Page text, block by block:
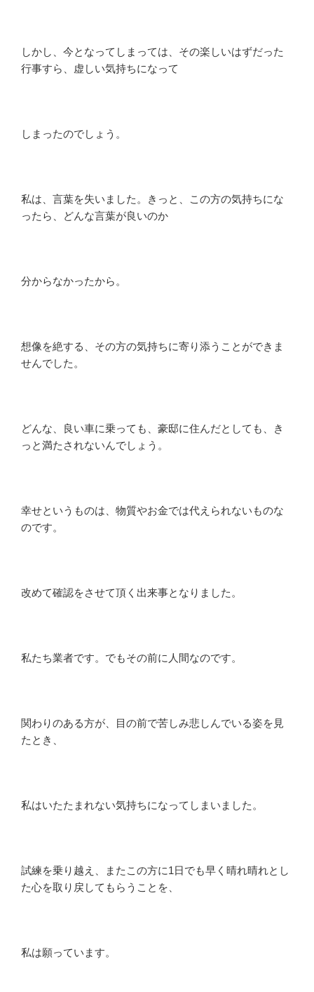
しかし、今となってしまっては、その楽しいはずだった
行事すら、虚しい気持ちになって
しまったのでしょう。
私は、言葉を失いました。きっと、この方の気持ちにな
ったら、どんな言葉が良いのか
分からなかったから。
想像を絶する、その方の気持ちに寄り添うことができま
せんでした。
どんな、良い車に乗っても、豪邸に住んだとしても、き
っと満たされないんでしょう。
幸せというものは、物質やお金では代えられないものな
のです。
改めて確認をさせて頂く出来事となりました。
私たち業者です。でもその前に人間なのです。
関わりのある方が、目の前で苦しみ悲しんでいる姿を見
たとき、
私はいたたまれない気持ちになってしまいました。
試練を乗り越え、またこの方に1日でも早く晴れ晴れとし
た心を取り戻してもらうことを、
私は願っています。